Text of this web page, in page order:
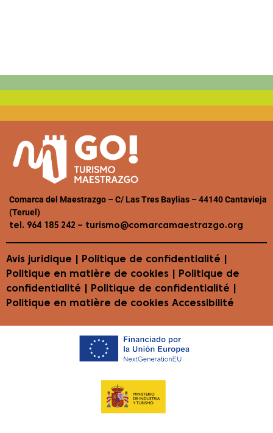
Comarca del Maestrazgo – C/ Las Tres Baylias – 44140 Cantavieja
(Teruel)
tel. 964 185 242 – turismo@comarcamaestrazgo.org
Avis juridique Politique de confidentialité
Politique en matière de cookies | Politique de
confidentialité | Politique de confidentialité |
Politique en matière de cookies Accessibilité